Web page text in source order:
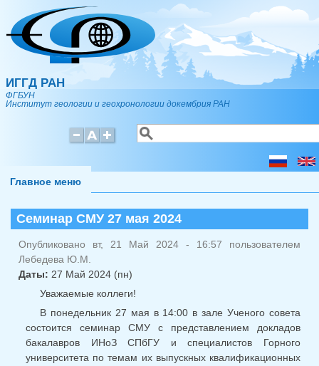
Перейти к основному содержанию
ИГГД РАН
ФГБУН
Институт геологии и геохронологии докембрия РАН
Форма поиска
Поиск
Главное меню
Семинар СМУ 27 мая 2024
Опубликовано вт, 21 Май 2024 - 16:57 пользователем
Лебедева Ю.М.
Даты: 27 Май 2024 (пн)
Уважаемые коллеги!
В понедельник 27 мая в 14:00 в зале Ученого совета
состоится семинар СМУ с представлением докладов
бакалавров ИНоЗ СПбГУ и специалистов Горного
университета по темам их выпускных квалификационных